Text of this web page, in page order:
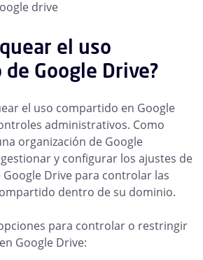
el uso
Google Drive?
el uso compartido en Google
administrativos. Como
organización de Google
y configurar los ajustes de
Drive para controlar las
dentro de su dominio.
para controlar o restringir
Google Drive: